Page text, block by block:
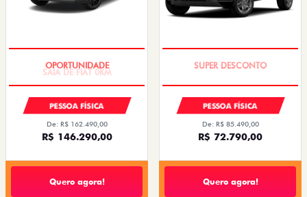
PESSOA FÍSICA
De: R$ 162.490,00
R$ 146.290,00
Quero agora!
PESSOA FÍSICA
De: R$ 85.490,00
R$ 72.790,00
Quero agora!